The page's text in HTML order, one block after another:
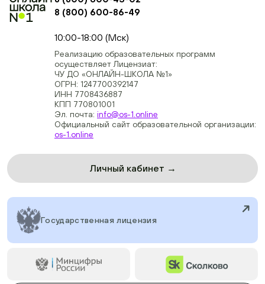
8 (800) 600-86-49
10:00-18:00 (Мск)
Реализацию образовательных программ
осуществляет Лицензиат:
ЧУ ДО «ОНЛАЙН-ШКОЛА №1»
ОГРН: 1247700392147
ИНН 7708436887
КПП 770801001
Эл. почта: info@os-1.online
Официальный сайт образовательной организации:
os-1.online
Личный кабинет →
Государственная лицензия